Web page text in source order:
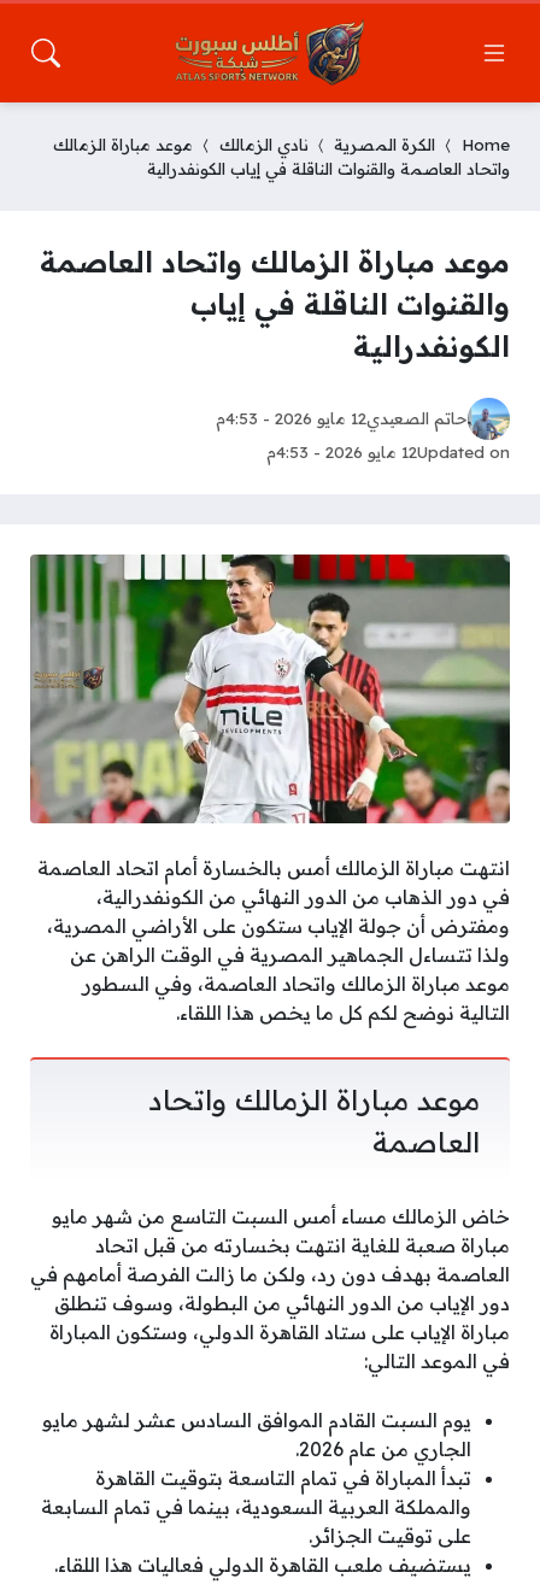
Home الكرة المصرية نادي الزمالك
موعد مباراة الزمالك
واتحاد العاصمة والقنوات الناقلة في إياب الكونفدرالية
موعد مباراة الزمالك واتحاد العاصمة
والقنوات الناقلة في إياب
الكونفدرالية
حاتم الصعيدي12 مايو 2026 - 4:53م
Updated on12 مايو 2026 - 4:53م
انتهت مباراة الزمالك أمس بالخسارة أمام اتحاد العاصمة
في دور الذهاب من الدور النهائي من الكونفدرالية،
ومفترض أن جولة الإياب ستكون على الأراضي المصرية،
ولذا تتساءل الجماهير المصرية في الوقت الراهن عن
موعد مباراة الزمالك واتحاد العاصمة، وفي السطور
التالية نوضح لكم كل ما يخص هذا اللقاء.
موعد مباراة الزمالك واتحاد
العاصمة
خاض الزمالك مساء أمس السبت التاسع من شهر مايو
مباراة صعبة للغاية انتهت بخسارته من قبل اتحاد
العاصمة بهدف دون رد، ولكن ما زالت الفرصة أمامهم في
دور الإياب من الدور النهائي من البطولة، وسوف تنطلق
مباراة الإياب على ستاد القاهرة الدولي، وستكون المباراة
في الموعد التالي:
يوم السبت القادم الموافق السادس عشر لشهر مايو
الجاري من عام 2026.
تبدأ المباراة في تمام التاسعة بتوقيت القاهرة
والمملكة العربية السعودية، بينما في تمام السابعة
على توقيت الجزائر.
يستضيف ملعب القاهرة الدولي فعاليات هذا اللقاء.